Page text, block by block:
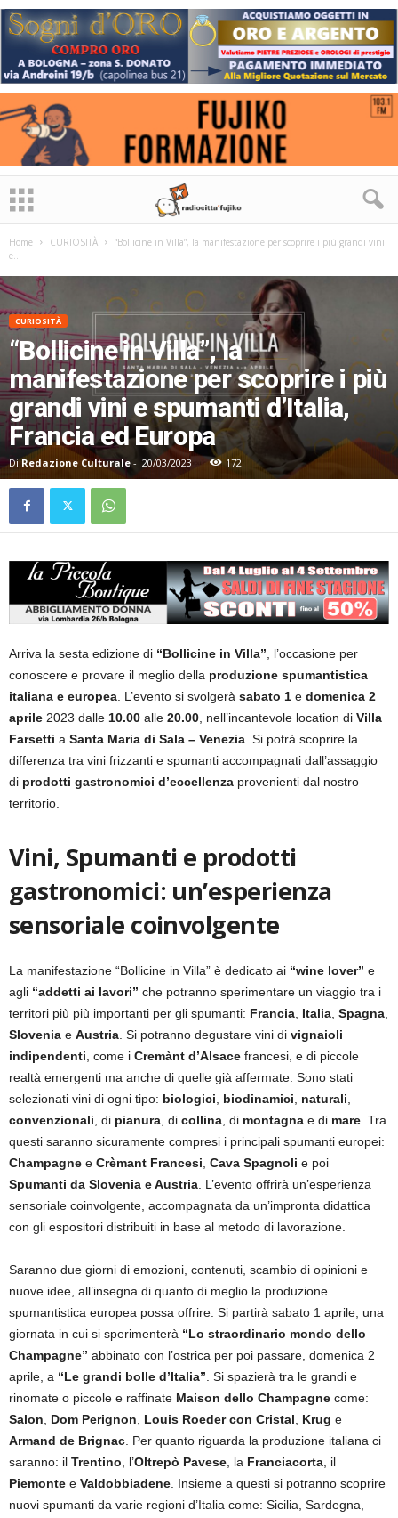
Home CURIOSITÀ
“Bollicine in Villa”, la manifestazione per scoprire i più grandi vini
e...
CURIOSITÀ
“Bollicine in Villa”, la
manifestazione per scoprire i più
grandi vini e spumanti d’Italia,
Francia ed Europa
Di Redazione Culturale - 20/03/2023 172
Arriva la sesta edizione di “Bollicine in Villa” , l’occasione per
conoscere e provare il meglio della produzione spumantistica
italiana e europea . L’evento si svolgerà sabato 1 e domenica 2
aprile 2023 dalle 10.00 alle 20.00 , nell’incantevole location di Villa
Farsetti a Santa Maria di Sala – Venezia . Si potrà scoprire la
differenza tra vini frizzanti e spumanti accompagnati dall’assaggio
di prodotti gastronomici d’eccellenza provenienti dal nostro
territorio.
Vini, Spumanti e prodotti
gastronomici: un’esperienza
sensoriale coinvolgente
La manifestazione “Bollicine in Villa” è dedicato ai “wine lover” e
agli “addetti ai lavori” che potranno sperimentare un viaggio tra i
territori più più importanti per gli spumanti: Francia Italia Spagna
Slovenia e Austria . Si potranno degustare vini di vignaioli
indipendenti , come i Cremànt d’Alsace francesi, e di piccole
realtà emergenti ma anche di quelle già affermate. Sono stati
selezionati vini di ogni tipo: biologici biodinamici naturali
convenzionali , di pianura , di collina , di montagna e di mare . Tra
questi saranno sicuramente compresi i principali spumanti europei:
Champagne e Crèmant Francesi Cava Spagnoli e poi
Spumanti da Slovenia e Austria . L’evento offrirà un’esperienza
sensoriale coinvolgente, accompagnata da un’impronta didattica
con gli espositori distribuiti in base al metodo di lavorazione.
Saranno due giorni di emozioni, contenuti, scambio di opinioni e
nuove idee, all’insegna di quanto di meglio la produzione
spumantistica europea possa offrire. Si partirà sabato 1 aprile, una
giornata in cui si sperimenterà “Lo straordinario mondo dello
Champagne” abbinato con l’ostrica per poi passare, domenica 2
aprile, a “Le grandi bolle d’Italia” . Si spazierà tra le grandi e
rinomate o piccole e raffinate Maison dello Champagne come:
Salon
Dom Perignon Louis Roeder con Cristal Krug e
Armand de Brignac . Per quanto riguarda la produzione italiana ci
saranno: il Trentino , l’Oltrepò Pavese , la Franciacorta , il
Piemonte e Valdobbiadene . Insieme a questi si potranno scoprire
nuovi spumanti da varie regioni d’Italia come: Sicilia, Sardegna,